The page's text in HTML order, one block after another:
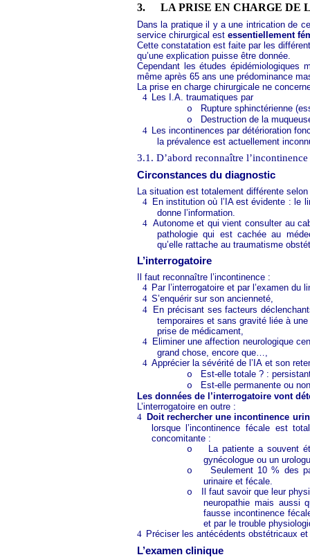
3. LA PRISE EN CHARGE DE
Dans la pratique il y a une intrication de
service chirurgical est essentiellement
Cette constatation est faite par les
qu’une explication puisse être donnée.
Cependant les études épidémiologiques
même après 65 ans une prédominance
La prise en charge chirurgicale ne
4 Les I.A. traumatiques par
o
Rupture sphinctérienne
o
Destruction de la
4 Les incontinences par détérioration
la prévalence est actuellement
3.1. D’abord reconnaître l’incontinence
Circonstances du diagnostic
La situation est totalement différente
4
En institution où l’IA est évidente : le
donne l’information.
4 Autonome et qui vient consulter au
pathologie qui est cachée au
qu’elle rattache au traumatisme
L’interrogatoire
Il faut reconnaître l’incontinence :
4 Par l’interrogatoire et par l’examen du
4 S’enquérir sur son ancienneté,
4
En précisant ses facteurs
temporaires et sans gravité liée à
prise de médicament,
4
Eliminer une affection neurologique
grand chose, encore que…,
4 Apprécier la sévérité de l’IA et son
o
Est-elle totale ? :
o
Est-elle permanente ou
Les données de l’interrogatoire vont
L’interrogatoire en outre :
4
Doit rechercher une incontinence
lorsque l’incontinence fécale est
concomitante :
o
La patiente a souvent
gynécologue ou un
o
Seulement 10 % des
urinaire et fécale.
o
Il faut savoir que leur
neuropathie mais aussi
fausse incontinence
et par le trouble
4 Préciser les antécédents obstétricaux
L’examen clinique